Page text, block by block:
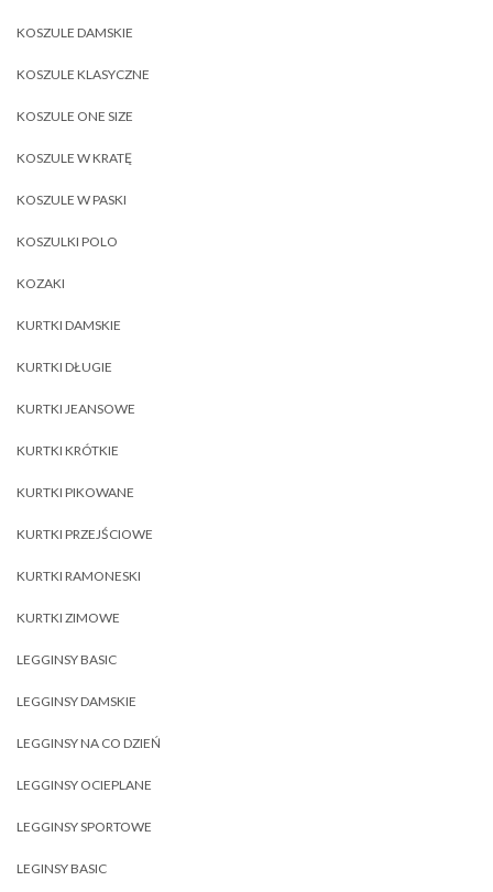
KOSZULE DAMSKIE
KOSZULE KLASYCZNE
KOSZULE ONE SIZE
KOSZULE W KRATĘ
KOSZULE W PASKI
KOSZULKI POLO
KOZAKI
KURTKI DAMSKIE
KURTKI DŁUGIE
KURTKI JEANSOWE
KURTKI KRÓTKIE
KURTKI PIKOWANE
KURTKI PRZEJŚCIOWE
KURTKI RAMONESKI
KURTKI ZIMOWE
LEGGINSY BASIC
LEGGINSY DAMSKIE
LEGGINSY NA CO DZIEŃ
LEGGINSY OCIEPLANE
LEGGINSY SPORTOWE
LEGINSY BASIC